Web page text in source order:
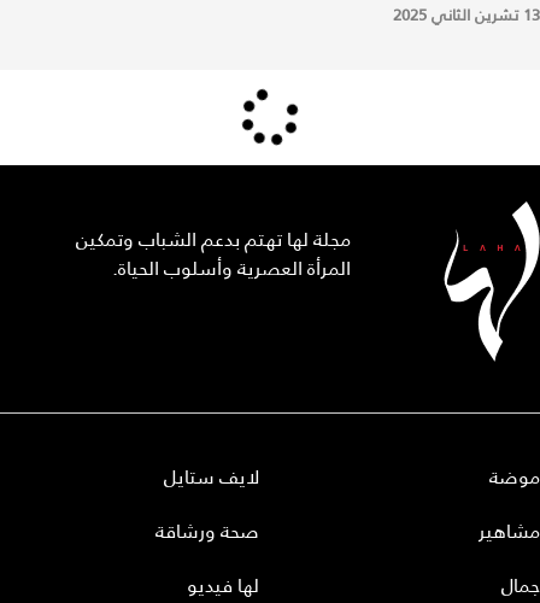
13 تشرين الثاني 2025
مجلة لها تهتم بدعم الشباب وتمكين
المرأة العصرية وأسلوب الحياة.
موضة
مشاهير
جمال
لايف ستايل
صحة ورشاقة
لها فيديو